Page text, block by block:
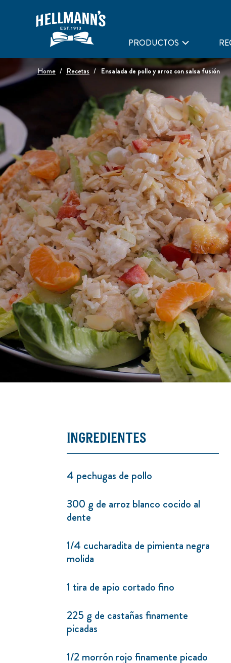
PRODUCTOS
Home Recetas Ensalada de pollo y arroz con salsa fusión
INGREDIENTES
4 pechugas de pollo
300 g de arroz blanco cocido al
dente
1/4 cucharadita de pimienta negra
molida
1 tira de apio cortado fino
225 g de castañas finamente
picadas
1/2 morrón rojo finamente picado